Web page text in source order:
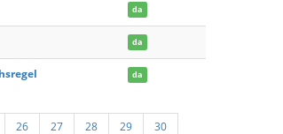
da
da
da
26 27 28 29
30